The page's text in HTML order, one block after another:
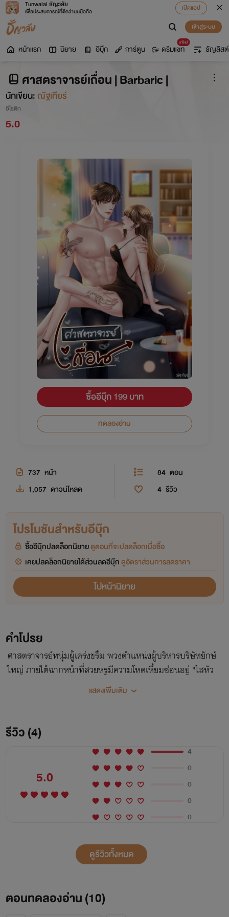
Tunwalai ธัญวลัย
เพื่อประสบการณ์ที่ดีกว่าบนมือถือ
เปิดแอป
เข้าสู่ระบบ
หน้าแรก นิยาย อีบุ๊ก การ์ตูน
มาใหม่
ดรีมแชท ธัญลิสต์
ศาสตราจารย์เถื่อน | Barbaric |
นักเขียน:ณัฐเทียร์
อีโรติก
5.0
ซื้ออีบุ๊ก 199 บาท
ทดลองอ่าน
737 หน้า 84 ตอน
1,057 ดาวน์โหลด 4 รีวิว
โปรโมชันสำหรับอีบุ๊ก
ซื้ออีบุ๊กปลดล็อกนิยายดูตอนที่จะปลดล็อกเมื่อซื้อ
เคยปลดล็อกนิยายได้ส่วนลดอีบุ๊ก ดูอัตราส่วนการลดราคา
ไปหน้านิยาย
คำโปรย
ศาสตราจารย์หนุ่มผู้เคร่งขรึม พวงตำแหน่งผู้บริหารบริษัทยักษ์
ใหญ่ ภายใต้ฉากหน้าที่สวยหรูมีความโหดเหี้ยมซ่อนอยู่ "ไสหัว
ออกไป" "หนูอยากเรียน~" "ฉันไม่มีอารมณ์ ...โดยเฉพาะกับเด็ก
แสดงเพิ่มเติม
รีวิว (4)
5.0
4
0
0
0
0
ดูรีวิวทั้งหมด
ตอนทดลองอ่าน (10)